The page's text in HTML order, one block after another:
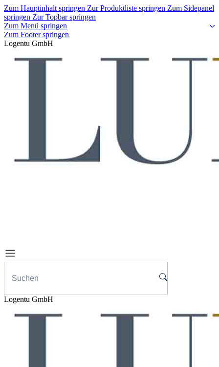
Zum Hauptinhalt springen Zur Produktliste springen Zum Sidepanel
springen Zur Topbar springen
Zum Menü springen
Zum Footer springen
Logentu GmbH
Logentu GmbH